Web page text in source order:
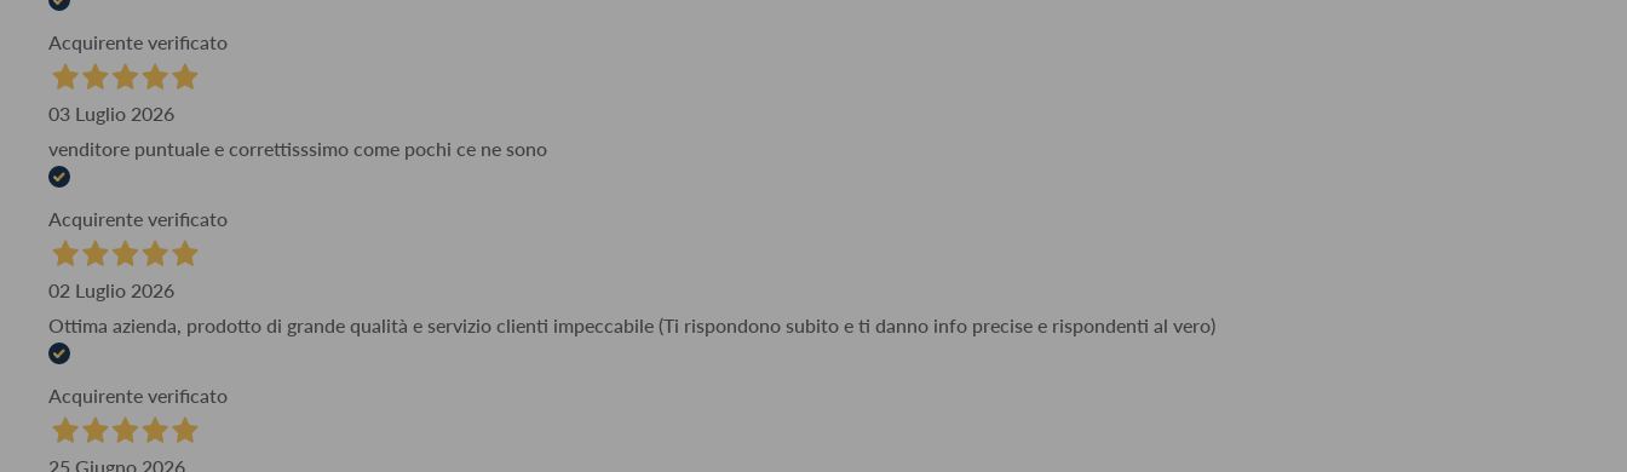
Acquirente verificato
03 Luglio 2026
venditore puntuale e correttisssimo come pochi ce ne sono
Acquirente verificato
02 Luglio 2026
Ottima azienda, prodotto di grande qualità e servizio clienti impeccabile (Ti rispondono subito e ti danno info precise e rispondenti al vero)
Acquirente verificato
25 Giugno 2026